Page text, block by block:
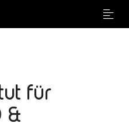
Menu
für
&